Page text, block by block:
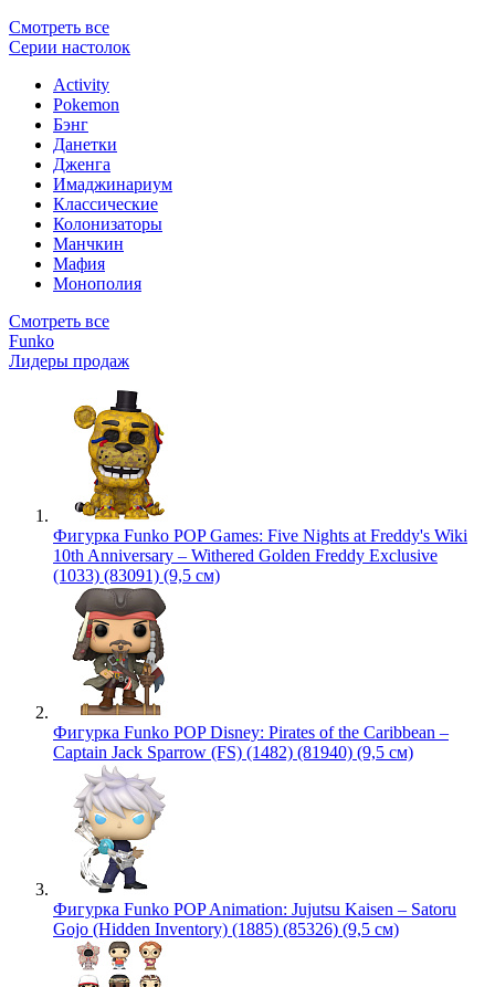
Смотреть все
Серии настолок
Activity
Pokemon
Бэнг
Данетки
Дженга
Имаджинариум
Классические
Колонизаторы
Манчкин
Мафия
Монополия
Смотреть все
Funko
Лидеры продаж
Фигурка Funko POP Games: Five Nights at Freddy's Wiki
10th Anniversary – Withered Golden Freddy Exclusive
(1033) (83091) (9,5 см)
Фигурка Funko POP Disney: Pirates of the Caribbean –
Captain Jack Sparrow (FS) (1482) (81940) (9,5 см)
Фигурка Funko POP Animation: Jujutsu Kaisen – Satoru
Gojo (Hidden Inventory) (1885) (85326) (9,5 см)